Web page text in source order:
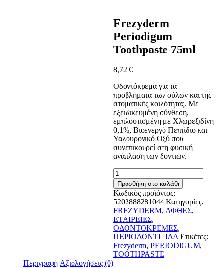
Frezyderm
Periodigum
Toothpaste 75ml
8,72 €
Οδοντόκρεμα για τα
προβλήματα των ούλων και της
στοματικής κοιλότητας. Με
εξειδικευμένη σύνθεση,
εμπλουτισμένη με Χλωρεξιδίνη
0,1%, Βιοενεργό Πεπτίδιο και
Υαλουρονικό Οξύ που
συνεπικουρεί στη φυσική
ανάπλαση των δοντιών.
Frezyderm
Periodigum
Toothpaste
75ml
ποσότητα
Προσθήκη στο καλάθι
Κωδικός προϊόντος:
5202888281044 Κατηγορίες:
FREZYDERM, ΑΦΘΕΣ,
ΕΤΑΙΡΕΙΕΣ,
ΟΔΟΝΤΟΚΡΕΜΕΣ,
ΠΕΡΙΟΔΟΝΤΙΤΙΔΑ Ετικέτες:
Frezyderm, PERIODIGUM,
TOOTHPASTE
Περιγραφή Αξιολογήσεις (0)